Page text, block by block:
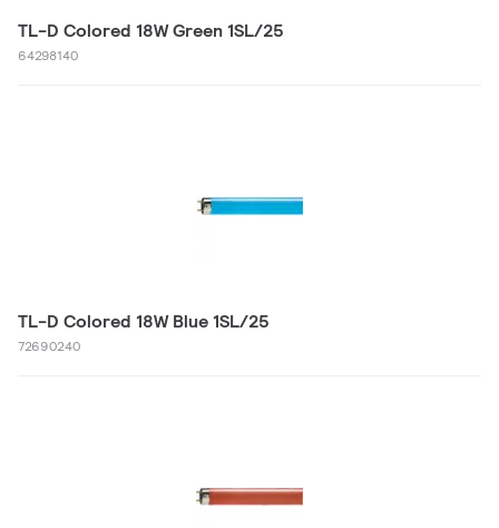
TL-D Colored 18W Green 1SL/25
64298140
TL-D Colored 18W Blue 1SL/25
72690240